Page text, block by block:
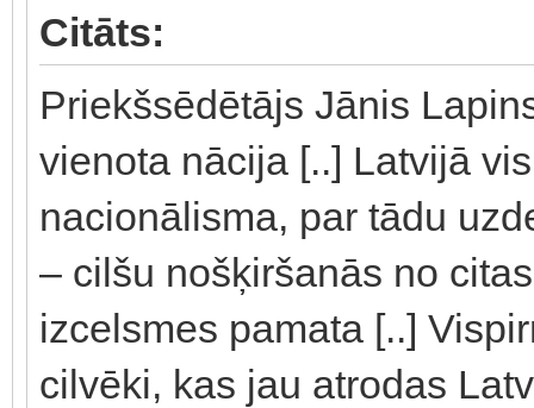
Citāts:
Priekšsēdētājs Jānis
vienota nācija [..] Latvijā
nacionālisma, par tādu
– cilšu nošķiršanās no
izcelsmes pamata [..]
cilvēki, kas jau atrodas